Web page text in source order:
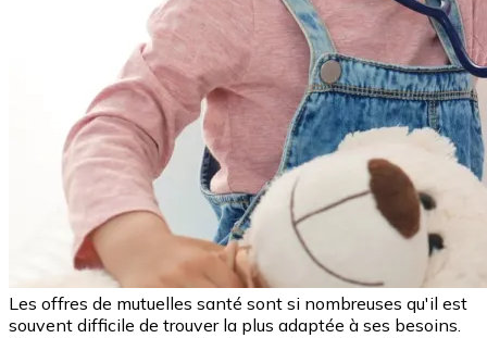
Les offres de mutuelles santé sont si nombreuses qu'il est
souvent difficile de trouver la plus adaptée à ses besoins.